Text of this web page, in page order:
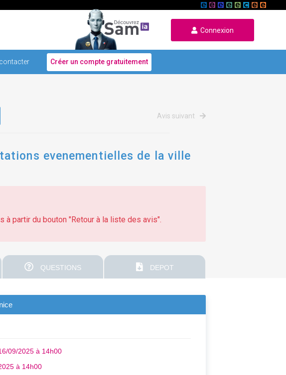
Connexion
Créer un compte gratuitement
Avis suivant
evenementielles de la ville
à partir du bouton "Retour à la liste des avis".
QUESTIONS DEPOT
09/2025 à 14h00
à 14h00